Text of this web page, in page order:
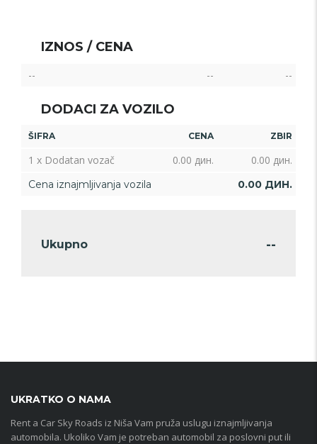
IZNOS / CENA
-- -- --
DODACI ZA VOZILO
ŠIFRA CENA ZBIR
1 x Dodatan vozač 0.00 дин. 0.00 дин.
Cena iznajmljivanja vozila 0.00 ДИН.
Ukupno --
UKRATKO O NAMA
Rent a Car Sky Roads iz Niša Vam pruža uslugu iznajmljivanja
automobila. Ukoliko Vam je potreban automobil za poslovni put ili